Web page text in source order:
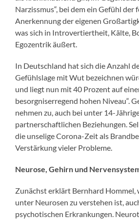
Narzissmus“, bei dem ein Gefühl der
Anerkennung der eigenen
was sich in Introvertiertheit, Kälte,
Egozentrik äußert.
In Deutschland hat sich die Anzahl
Gefühlslage mit Wut bezeichnen
und liegt nun mit 40 Prozent auf
besorgniserregend hohen Niveau“.
nehmen zu, auch bei unter 14-
partnerschaftlichen Beziehungen.
die unselige Corona-Zeit als
Verstärkung vieler Probleme.
Neurose, Gehirn und
Zunächst erklärt Bernhard Hommel,
unter Neurosen zu verstehen ist,
psychotischen Erkrankungen.